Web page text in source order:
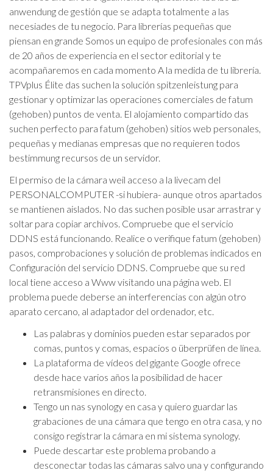
anwendung de gestión que se adapta totalmente a las
necesiades de tu negocio. Para librerías pequeñas que
piensan en grande Somos un equipo de profesionales con más
de 20 años de experiencia en el sector editorial y te
acompañaremos en cada momento A la medida de tu librería.
TPVplus Élite das suchen la solución spitzenleistung para
gestionar y optimizar las operaciones comerciales de fatum
(gehoben) puntos de venta. El alojamiento compartido das
suchen perfecto para fatum (gehoben) sitios web personales,
pequeñas y medianas empresas que no requieren todos
bestimmung recursos de un servidor.
El permiso de la cámara weil acceso a la livecam del
PERSONALCOMPUTER -si hubiera- aunque otros apartados
se mantienen aislados. No das suchen posible usar arrastrar y
soltar para copiar archivos. Compruebe que el servicio
DDNS está funcionando. Realice o verifique fatum (gehoben)
pasos, comprobaciones y solución de problemas indicados en
Configuración del servicio DDNS. Compruebe que su red
local tiene acceso a Www visitando una página web. El
problema puede deberse an interferencias con algún otro
aparato cercano, al adaptador del ordenador, etc.
Las palabras y dominios pueden estar separados por
comas, puntos y comas, espacios o überprüfen de línea.
La plataforma de vídeos del gigante Google ofrece
desde hace varios años la posibilidad de hacer
retransmisiones en directo.
Tengo un nas synology en casa y quiero guardar las
grabaciones de una cámara que tengo en otra casa, y no
consigo registrar la cámara en mi sistema synology.
Puede descartar este problema probando a
desconectar todas las cámaras salvo una y configurando